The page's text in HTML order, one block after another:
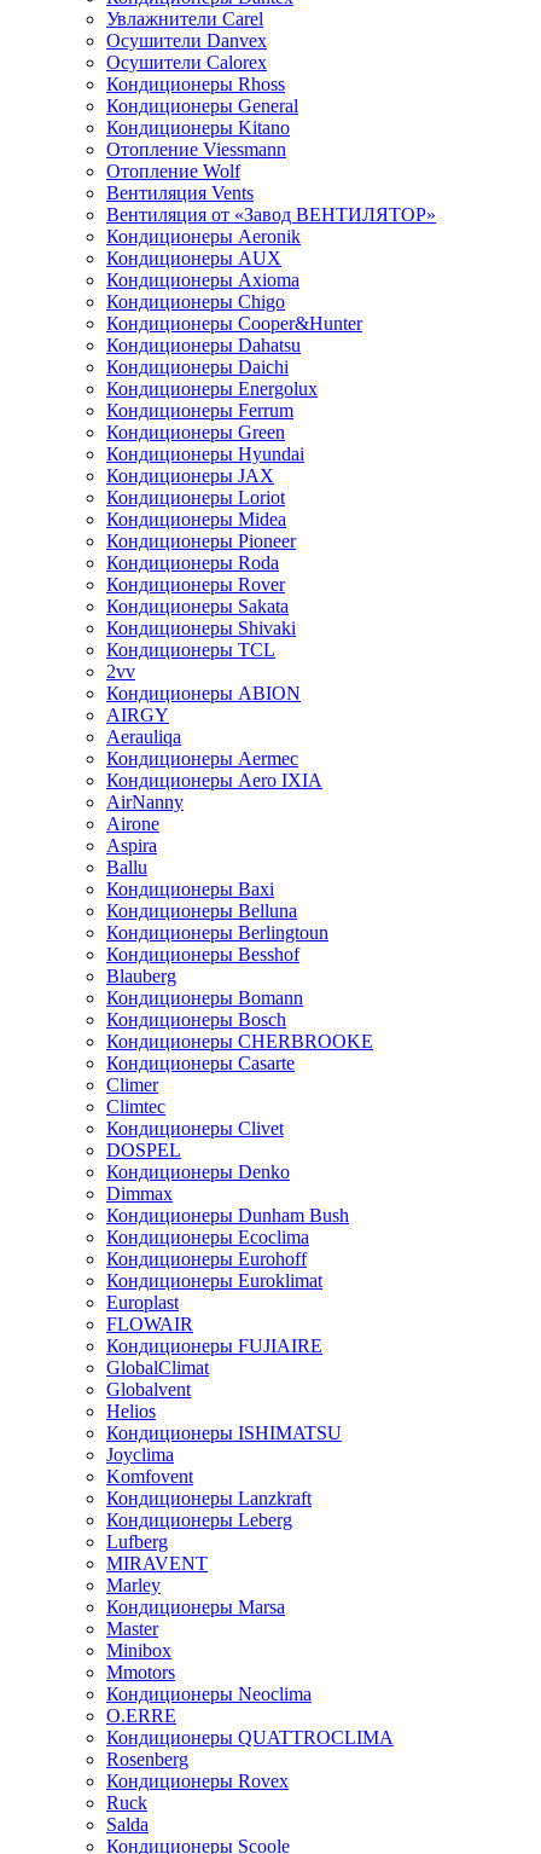
Увлажнители Carel
Осушители Danvex
Осушители Calorex
Кондиционеры Rhoss
Кондиционеры General
Кондиционеры Kitano
Отопление Viessmann
Отопление Wolf
Вентиляция Vents
Вентиляция от «Завод ВЕНТИЛЯТОР»
Кондиционеры Aeronik
Кондиционеры AUX
Кондиционеры Axioma
Кондиционеры Chigo
Кондиционеры Cooper&Hunter
Кондиционеры Dahatsu
Кондиционеры Daichi
Кондиционеры Energolux
Кондиционеры Ferrum
Кондиционеры Green
Кондиционеры Hyundai
Кондиционеры JAX
Кондиционеры Loriot
Кондиционеры Midea
Кондиционеры Pioneer
Кондиционеры Roda
Кондиционеры Rover
Кондиционеры Sakata
Кондиционеры Shivaki
Кондиционеры TCL
2vv
Кондиционеры ABION
AIRGY
Aerauliqa
Кондиционеры Aermec
Кондиционеры Aero IXIA
AirNanny
Airone
Aspira
Ballu
Кондиционеры Baxi
Кондиционеры Belluna
Кондиционеры Berlingtoun
Кондиционеры Besshof
Blauberg
Кондиционеры Bomann
Кондиционеры Bosch
Кондиционеры CHERBROOKE
Кондиционеры Casarte
Climer
Climtec
Кондиционеры Clivet
DOSPEL
Кондиционеры Denko
Dimmax
Кондиционеры Dunham Bush
Кондиционеры Ecoclima
Кондиционеры Eurohoff
Кондиционеры Euroklimat
Europlast
FLOWAIR
Кондиционеры FUJIAIRE
GlobalClimat
Globalvent
Helios
Кондиционеры ISHIMATSU
Joyclima
Komfovent
Кондиционеры Lanzkraft
Кондиционеры Leberg
Lufberg
MIRAVENT
Marley
Кондиционеры Marsa
Master
Minibox
Mmotors
Кондиционеры Neoclima
O.ERRE
Кондиционеры QUATTROCLIMA
Rosenberg
Кондиционеры Rovex
Ruck
Salda
Кондиционеры Scoole